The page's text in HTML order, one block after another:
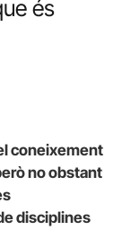
és
coneixement
no obstant
disciplines